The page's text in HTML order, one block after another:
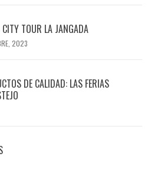
TOUR LA JANGADA
2023
DE CALIDAD: LAS FERIAS